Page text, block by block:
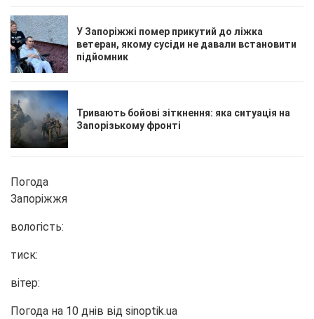
У Запоріжжі помер прикутий до ліжка
ветеран, якому сусіди не давали встановити
підйомник
Тривають бойові зіткнення: яка ситуація на
Запорізькому фронті
Погода
Запоріжжя
вологість:
тиск:
вітер:
Погода на 10 днів від sinoptik.ua